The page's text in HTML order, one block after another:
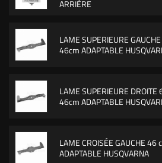
ARRIÈRE
LAME SUPERIEURE
46cm ADAPTABLE
LAME SUPERIEURE DROITE
46cm ADAPTABLE
LAME CROISÉE GAUCHE 46
ADAPTABLE HUSQVARNA